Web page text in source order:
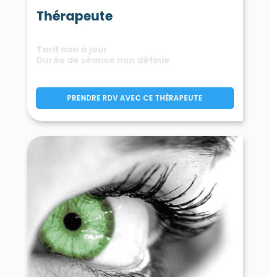
Thérapeute
Tarif non à jour
Durée de séance non définie
PRENDRE RDV AVEC CE THÉRAPEUTE